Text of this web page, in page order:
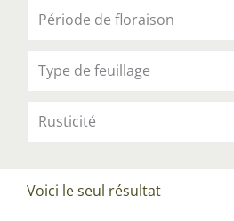
Période de floraison
Type de feuillage
Rusticité
Voici le seul résultat